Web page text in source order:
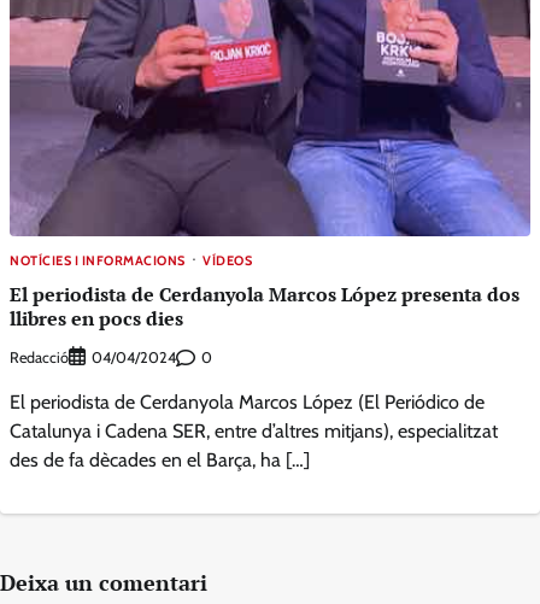
NOTÍCIES I INFORMACIONS VÍDEOS
El periodista de Cerdanyola Marcos López presenta dos
llibres en pocs dies
Redacció 04/04/2024 0
El periodista de Cerdanyola Marcos López (El Periódico de
Catalunya i Cadena SER, entre d’altres mitjans), especialitzat
des de fa dècades en el Barça, ha […]
Deixa un comentari